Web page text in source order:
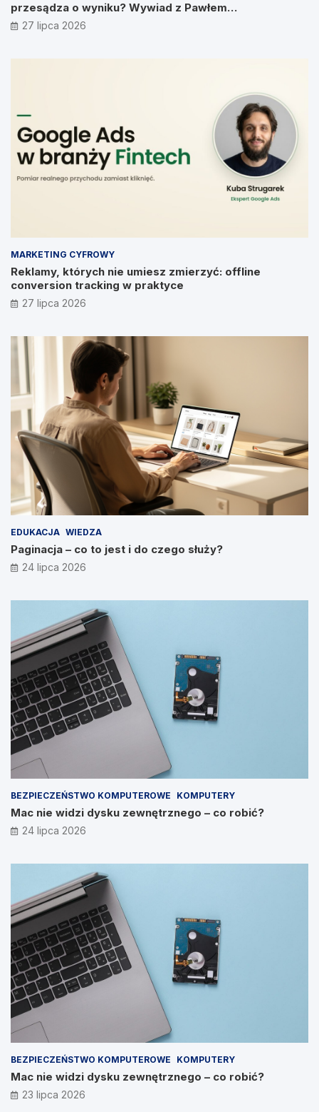
przesądza o wyniku? Wywiad z Pawłem
Prymakowskim, CEO IT Vision
27 lipca 2026
MARKETING CYFROWY
Reklamy, których nie umiesz zmierzyć: offline
conversion tracking w praktyce
27 lipca 2026
EDUKACJA WIEDZA
Paginacja – co to jest i do czego służy?
24 lipca 2026
BEZPIECZEŃSTWO KOMPUTEROWE KOMPUTERY
Mac nie widzi dysku zewnętrznego – co robić?
24 lipca 2026
BEZPIECZEŃSTWO KOMPUTEROWE KOMPUTERY
Mac nie widzi dysku zewnętrznego – co robić?
23 lipca 2026